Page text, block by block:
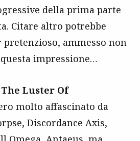
della prima parte
Citare altro potrebbe
ammesso non
impressione…
The Luster Of
molto affascinato da
Discordance Axis,